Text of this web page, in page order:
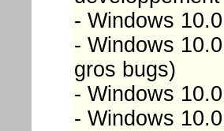
- Windows
- Windows
gros bugs)
- Windows
- Windows